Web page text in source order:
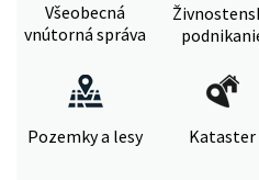
Všeobecná
vnútorná správa
Pozemky a lesy Kataster